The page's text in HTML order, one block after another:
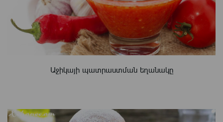
Աջիկայի պատրաստման եղանակը